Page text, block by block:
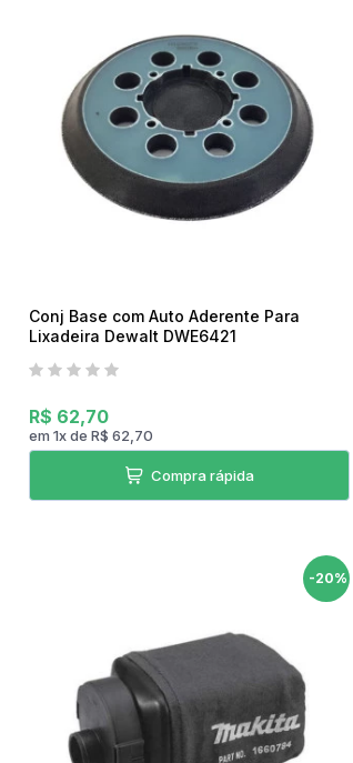
Sanduicheira Peças
Umidificador Peças
Panelas
Serras Rápidas / Policorte
Conj Base com Auto Aderente Para
Lixadeira Dewalt DWE6421
R$ 62,70
em 1xde R$ 62,70
Compra rápida
-20%